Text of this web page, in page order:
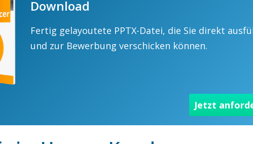
Download
Fertig gelayoutete PPTX-Datei, die Sie direkt
und zur Bewerbung verschicken können.
Jetzt